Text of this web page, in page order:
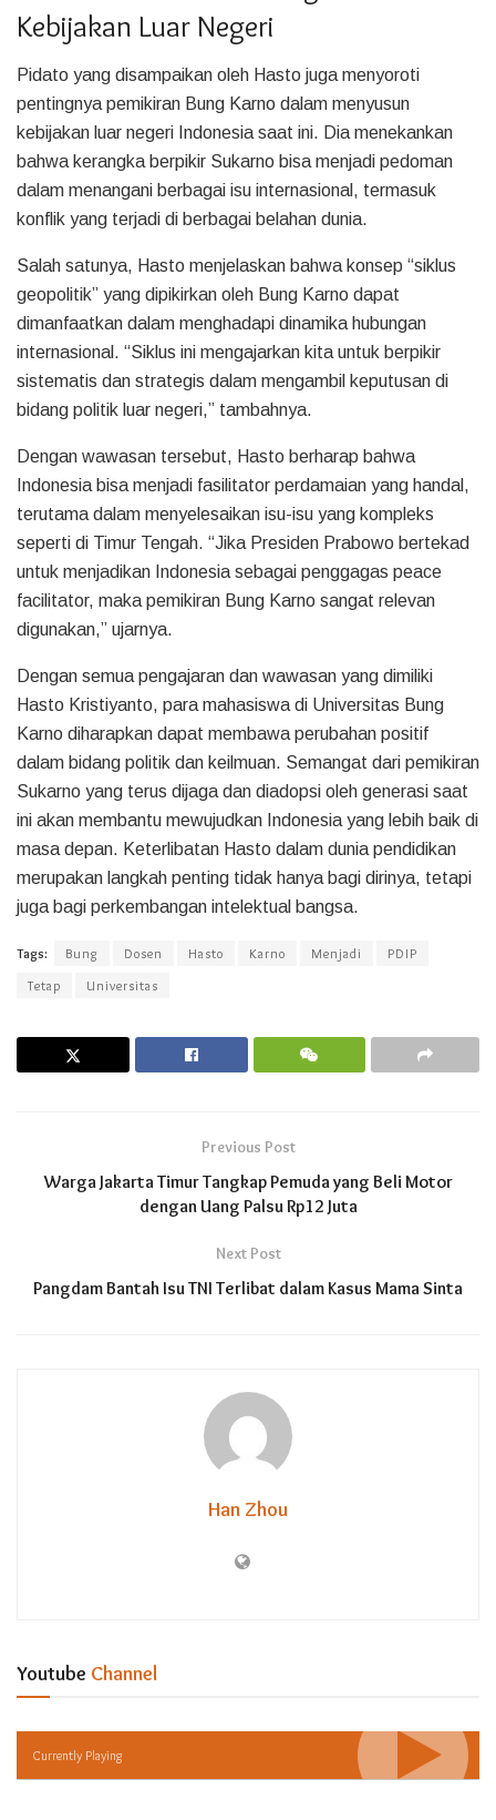
Kebijakan Luar Negeri
Pidato yang disampaikan oleh Hasto juga menyoroti
pentingnya pemikiran Bung Karno dalam menyusun
kebijakan luar negeri Indonesia saat ini. Dia menekankan
bahwa kerangka berpikir Sukarno bisa menjadi pedoman
dalam menangani berbagai isu internasional, termasuk
konflik yang terjadi di berbagai belahan dunia.
Salah satunya, Hasto menjelaskan bahwa konsep “siklus
geopolitik” yang dipikirkan oleh Bung Karno dapat
dimanfaatkan dalam menghadapi dinamika hubungan
internasional. “Siklus ini mengajarkan kita untuk berpikir
sistematis dan strategis dalam mengambil keputusan di
bidang politik luar negeri,” tambahnya.
Dengan wawasan tersebut, Hasto berharap bahwa
Indonesia bisa menjadi fasilitator perdamaian yang handal,
terutama dalam menyelesaikan isu-isu yang kompleks
seperti di Timur Tengah. “Jika Presiden Prabowo bertekad
untuk menjadikan Indonesia sebagai penggagas peace
facilitator, maka pemikiran Bung Karno sangat relevan
digunakan,” ujarnya.
Dengan semua pengajaran dan wawasan yang dimiliki
Hasto Kristiyanto, para mahasiswa di Universitas Bung
Karno diharapkan dapat membawa perubahan positif
dalam bidang politik dan keilmuan. Semangat dari pemikiran
Sukarno yang terus dijaga dan diadopsi oleh generasi saat
ini akan membantu mewujudkan Indonesia yang lebih baik di
masa depan. Keterlibatan Hasto dalam dunia pendidikan
merupakan langkah penting tidak hanya bagi dirinya, tetapi
juga bagi perkembangan intelektual bangsa.
Tags: Bung Dosen Hasto Karno Menjadi
PDIP
Tetap
Universitas
Previous Post
Warga Jakarta Timur Tangkap Pemuda yang Beli Motor
dengan Uang Palsu Rp12 Juta
Next Post
Pangdam Bantah Isu TNI Terlibat dalam Kasus Mama Sinta
Han Zhou
Youtube Channel
Currently Playing